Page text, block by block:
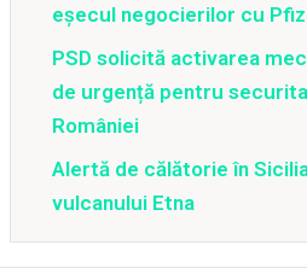
eșecul negocierilor cu
PSD solicită activarea
de urgență pentru
României
Alertă de călătorie în
vulcanului Etna